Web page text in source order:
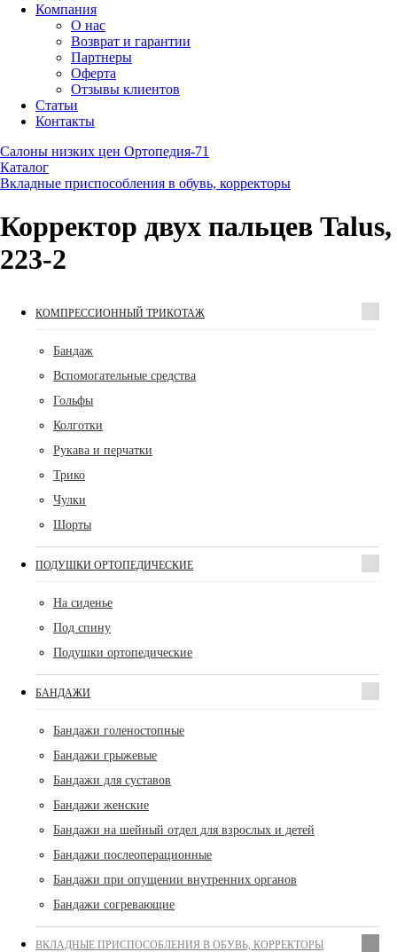
Компания
О нас
Возврат и гарантии
Партнеры
Оферта
Отзывы клиентов
Статьи
Контакты
Салоны низких цен Ортопедия-71
Каталог
Вкладные приспособления в обувь, корректоры
Корректор двух пальцев Talus,
223-2
КОМПРЕССИОННЫЙ ТРИКОТАЖ
Бандаж
Вспомогательные средства
Гольфы
Колготки
Рукава и перчатки
Трико
Чулки
Шорты
ПОДУШКИ ОРТОПЕДИЧЕСКИЕ
На сиденье
Под спину
Подушки ортопедические
БАНДАЖИ
Бандажи голеностопные
Бандажи грыжевые
Бандажи для суставов
Бандажи женские
Бандажи на шейный отдел для взрослых и детей
Бандажи послеоперационные
Бандажи при опущении внутренних органов
Бандажи согревающие
ВКЛАДНЫЕ ПРИСПОСОБЛЕНИЯ В ОБУВЬ, КОРРЕКТОРЫ